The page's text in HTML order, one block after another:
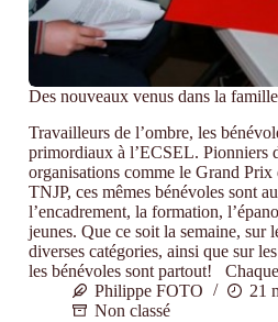
Des nouveaux venus dans la
Travailleurs de l’ombre, les
primordiaux à l’ECSEL. Pionniers
organisations comme le Grand
TNJP, ces mêmes bénévoles sont
l’encadrement, la formation,
jeunes. Que ce soit la semaine, sur
diverses catégories, ainsi que sur
les bénévoles sont partout!
Philippe FOTO
21
Non classé